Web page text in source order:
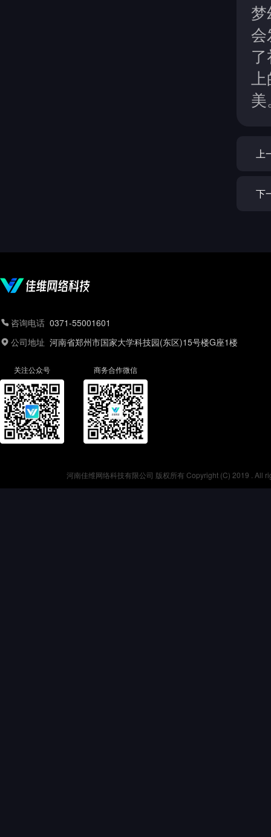
上
下
咨询电话 0371-55001601
公司地址 河南省郑州市国家大学科技园(东区)15号楼G座1楼
关注公众号 商务合作微信
河南佳维网络科技有限公司 版权所有 Copyright (C) 2019 . All